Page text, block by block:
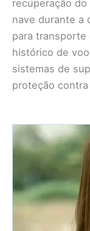
recuperação
nave durante a
para transporte
histórico de
sistemas de
proteção contra